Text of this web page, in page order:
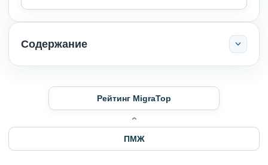
Содержание
Рейтинг MigraTop
ПМЖ